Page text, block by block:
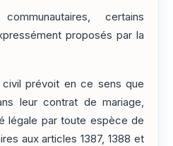
certains
proposés par la
prévoit en ce sens que
leur contrat de mariage,
légale par toute espèce de
aux articles 1387, 1388 et